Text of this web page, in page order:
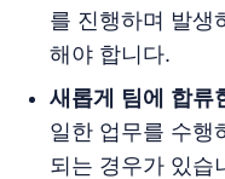
를 진행하며 발생
해야 합니다.
새롭게 팀에 합류
일한 업무를 수행
되는 경우가 있습